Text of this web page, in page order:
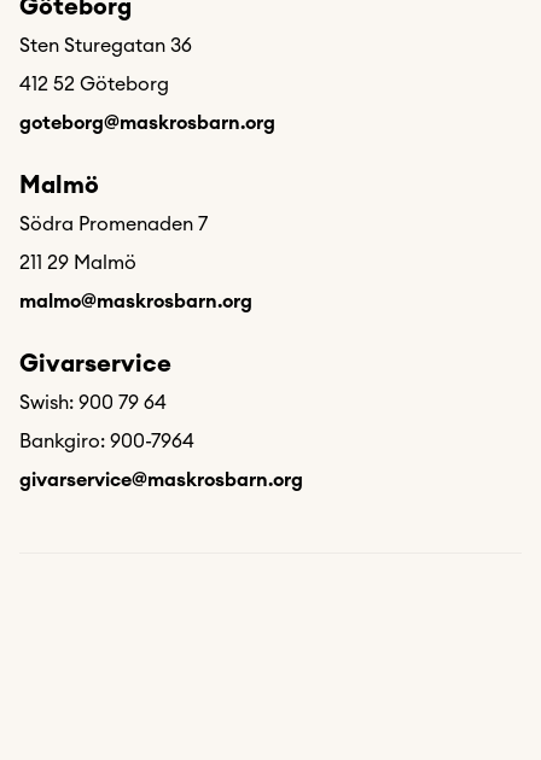
Göteborg
Sten Sturegatan 36
412 52 Göteborg
goteborg@maskrosbarn.org
Malmö
Södra Promenaden 7
211 29 Malmö
malmo@maskrosbarn.org
Givarservice
Swish: 900 79 64
Bankgiro: 900-7964
givarservice@maskrosbarn.org